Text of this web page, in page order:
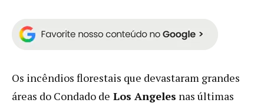
Os incêndios florestais que devastaram grandes
áreas do Condado de Los Angeles nas últimas